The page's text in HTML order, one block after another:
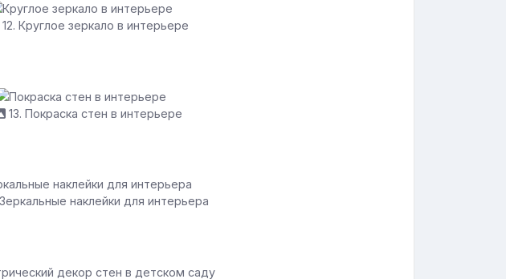
Круглое зеркало в интерьере
13. Покраска стен в интерьере
наклейки для интерьера